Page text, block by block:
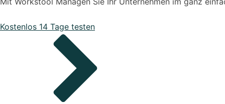
Organisiere deine Aufträge in Überischtlichen Projekten
Onboarding Pakete
Kostenlos 14 Tage testen